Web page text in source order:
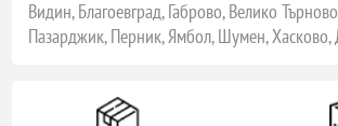
Видин, Благоевград, Габрово, Велико
Пазарджик, Перник, Ямбол, Шумен,